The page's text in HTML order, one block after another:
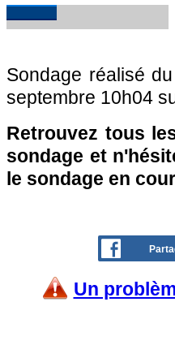
Sondage réalisé
septembre 10h04
Retrouvez tous
sondage et
le sondage en
Un